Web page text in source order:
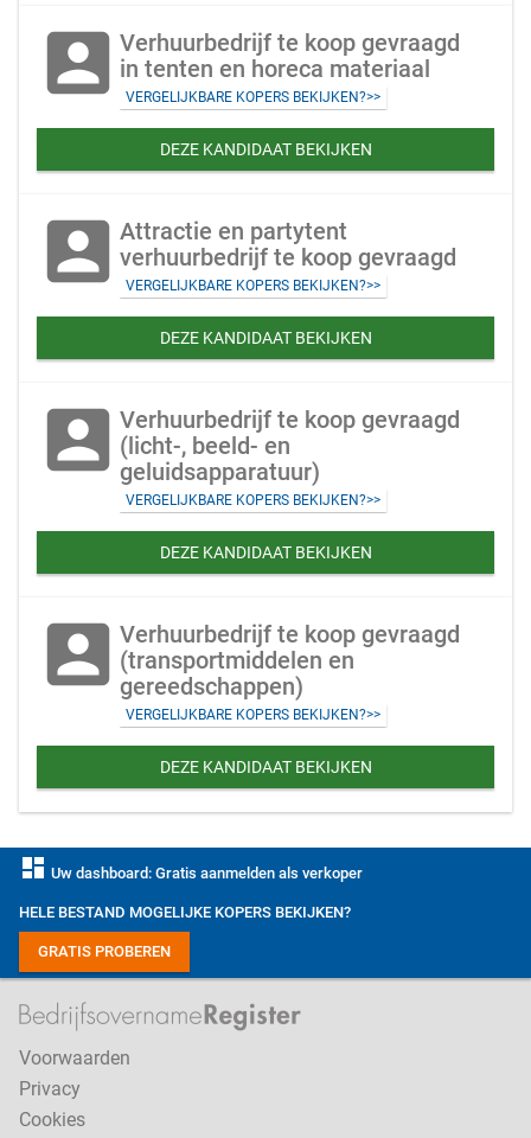
account_box Verhuurbedrijf te koop gevraagd
in tenten en horeca materiaal
VERGELIJKBARE KOPERS BEKIJKEN?>>
DEZE KANDIDAAT BEKIJKEN
account_box Attractie en partytent
verhuurbedrijf te koop gevraagd
VERGELIJKBARE KOPERS BEKIJKEN?>>
DEZE KANDIDAAT BEKIJKEN
account_box Verhuurbedrijf te koop gevraagd
(licht-, beeld- en
geluidsapparatuur)
VERGELIJKBARE KOPERS BEKIJKEN?>>
DEZE KANDIDAAT BEKIJKEN
account_box Verhuurbedrijf te koop gevraagd
(transportmiddelen en
gereedschappen)
VERGELIJKBARE KOPERS BEKIJKEN?>>
DEZE KANDIDAAT BEKIJKEN
dashboard Uw dashboard: Gratis aanmelden als verkoper
HELE BESTAND MOGELIJKE KOPERS BEKIJKEN?
GRATIS PROBEREN
Voorwaarden
Privacy
Cookies